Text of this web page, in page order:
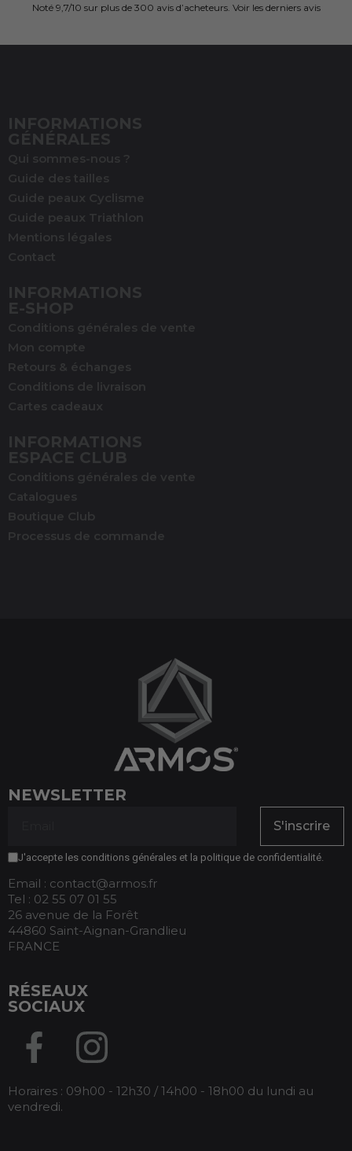
Noté 9,7/10 sur plus de 300 avis d’acheteurs. Voir les derniers avis
INFORMATIONS
GÉNÉRALES
Qui sommes-nous ?
Guide des tailles
Guide peaux Cyclisme
Guide peaux Triathlon
Mentions légales
Contact
INFORMATIONS
E-SHOP
Conditions générales de vente
Mon compte
Retours & échanges
Conditions de livraison
Cartes cadeaux
INFORMATIONS
ESPACE CLUB
Conditions générales de vente
Catalogues
Boutique Club
Processus de commande
NEWSLETTER
S'inscrire
J'accepte les conditions générales et la politique de confidentialité.
Email : contact@armos.fr
Tel : 02 55 07 01 55
26 avenue de la Forêt
44860 Saint-Aignan-Grandlieu
FRANCE
RÉSEAUX
SOCIAUX
Horaires : 09h00 - 12h30 / 14h00 - 18h00 du lundi au
vendredi.